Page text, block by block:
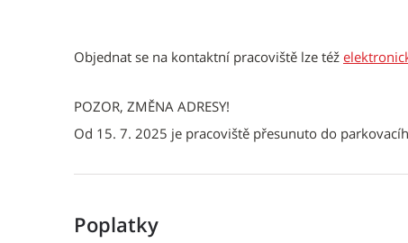
Objednat se na kontaktní pracoviště lze též
POZOR, ZMĚNA ADRESY!
Od 15. 7. 2025 je pracoviště přesunuto do
Poplatky